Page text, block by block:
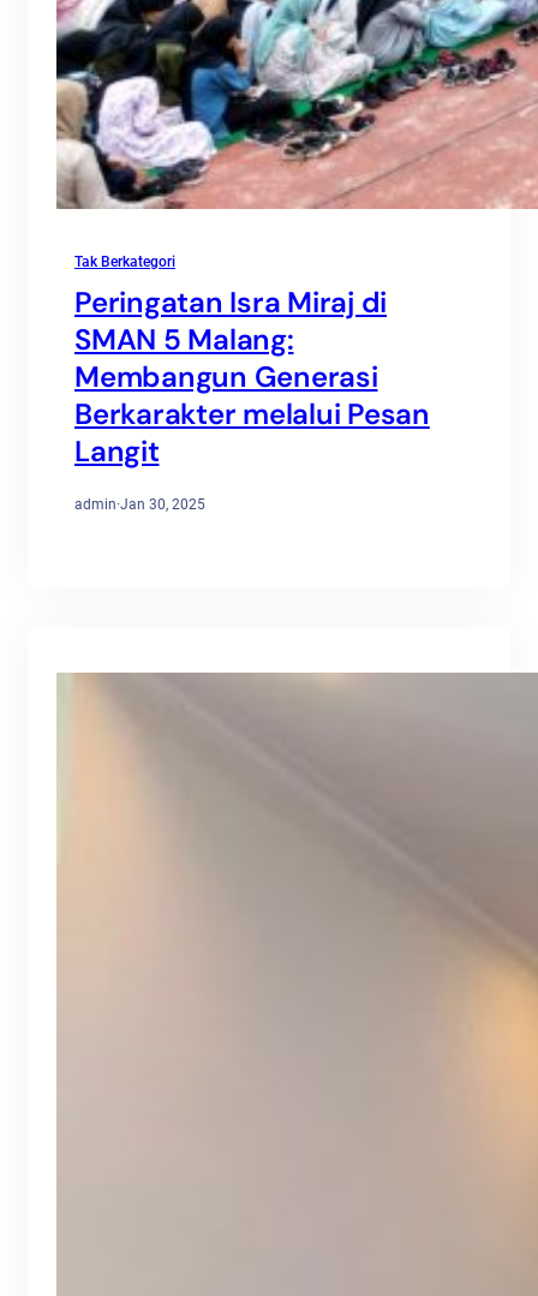
Tak Berkategori
Peringatan Isra Miraj di
SMAN 5 Malang:
Membangun Generasi
Berkarakter melalui Pesan
Langit
admin·Jan 30, 2025